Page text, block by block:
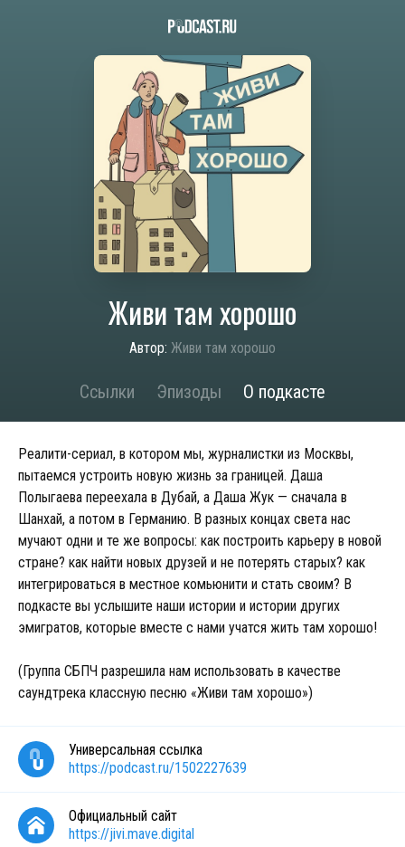
Живи там хорошо
Автор: Живи там хорошо
Ссылки Эпизоды О подкасте
Реалити-сериал, в котором мы, журналистки из Москвы,
пытаемся устроить новую жизнь за границей. Даша
Полыгаева переехала в Дубай, а Даша Жук — сначала в
Шанхай, а потом в Германию. В разных концах света нас
мучают одни и те же вопросы: как построить карьеру в новой
стране? как найти новых друзей и не потерять старых? как
интегрироваться в местное комьюнити и стать своим? В
подкасте вы услышите наши истории и истории других
эмигратов, которые вместе с нами учатся жить там хорошо!
(Группа СБПЧ разрешила нам использовать в качестве
саундтрека классную песню «Живи там хорошо»)
Универсальная ссылка
https://podcast.ru/1502227639
Официальный сайт
https://jivi.mave.digital